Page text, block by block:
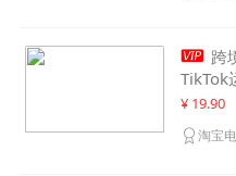
 跨
TikTok
环，实
¥ 19.90
淘宝